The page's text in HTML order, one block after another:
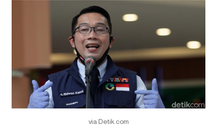
via Detik.com